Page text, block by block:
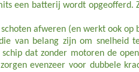
een batterij wordt opgeofferd.
afweren (en werkt ook op
van belang zijn om snelheid
dat zonder motoren de
evenzeer voor dubbele